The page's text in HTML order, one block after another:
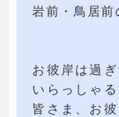
岩前・鳥居前
お彼岸は過
いらっしゃ
皆さま、お